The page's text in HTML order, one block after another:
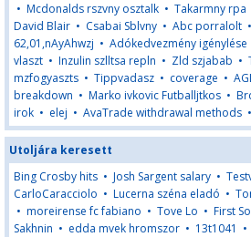
• Mcdonalds rszvny osztalk • Takarmny rpa
David Blair • Csabai Sblvny • Abc porralolt •
62,01,nAyAhwzj • Adókedvezmény igénylése
vlaszt • Inzulin szlltsa repln • Zld szjabab •
mzfogyaszts • Tippvadasz • coverage •
breakdown • Marko ivkovic Futballjtkos •
irok • elej • AvaTrade withdrawal methods •
Utoljára keresett
Bing Crosby hits • Josh Sargent salary •
CarloCaracciolo • Lucerna széna eladó •
• moreirense fc fabiano • Tove Lo • First
Sakhnin • edda mvek hromszor • 13t1041 •